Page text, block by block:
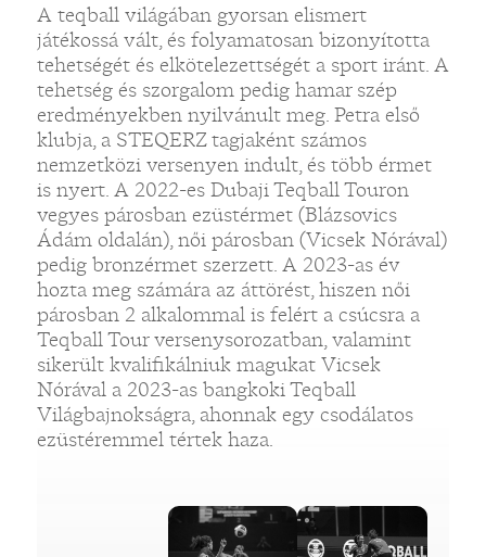
A teqball világában gyorsan elismert
játékossá vált, és folyamatosan bizonyította
tehetségét és elkötelezettségét a sport iránt. A
tehetség és szorgalom pedig hamar szép
eredményekben nyilvánult meg. Petra első
klubja, a STEQERZ tagjaként számos
nemzetközi versenyen indult, és több érmet
is nyert. A 2022-es Dubaji Teqball Touron
vegyes párosban ezüstérmet (Blázsovics
Ádám oldalán), női párosban (Vicsek Nórával)
pedig bronzérmet szerzett. A 2023-as év
hozta meg számára az áttörést, hiszen női
párosban 2 alkalommal is felért a csúcsra a
Teqball Tour versenysorozatban, valamint
sikerült kvalifikálniuk magukat Vicsek
Nórával a 2023-as bangkoki Teqball
Világbajnokságra, ahonnak egy csodálatos
ezüstéremmel tértek haza.